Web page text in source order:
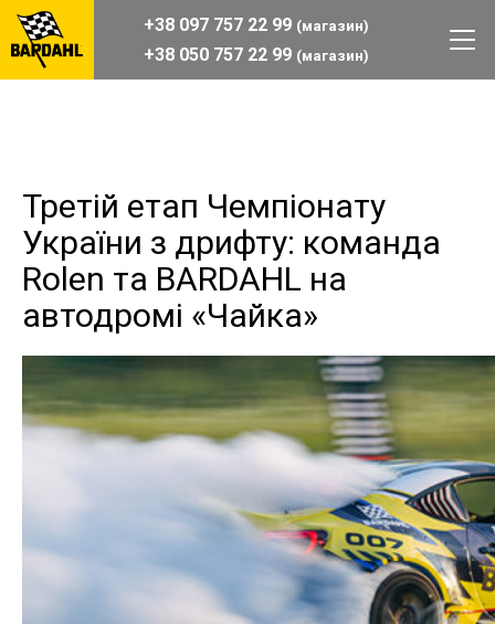
+38 097 757 22 99 (магазин)
+38 050 757 22 99 (магазин)
Третій етап Чемпіонату
України з дрифту: команда
Rolen та BARDAHL на
автодромі «Чайка»